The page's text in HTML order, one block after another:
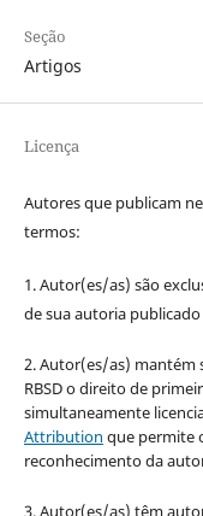
Seção
Artigos
Licença
Autores que publicam
termos:
1. Autor(es/as) são
de sua autoria publicado
2. Autor(es/as) mantém
RBSD o direito de
simultaneamente
Attribution que permite
reconhecimento da
3. Autor(es/as) têm